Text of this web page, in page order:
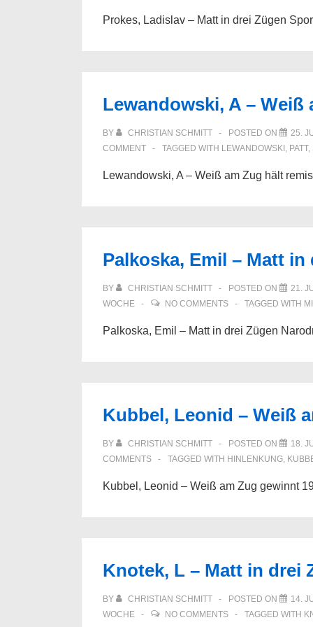
Prokes, Ladislav – Matt in drei Zügen
Lewandowski, A – Weiß
BY CHRISTIAN SCHMITT POSTED ON
25.
COMMENT
TAGGED WITH LEWANDOWSKI , PATT,
Lewandowski, A – Weiß am Zug hält remis
Palkoska, Emil – Matt in
BY CHRISTIAN SCHMITT POSTED ON
21.
WOCHE
NO COMMENTS TAGGED WITH
Palkoska, Emil – Matt in drei Zügen
Kubbel, Leonid – Weiß
BY CHRISTIAN SCHMITT POSTED ON
18.
COMMENTS
TAGGED WITH HINLENKUNG,
Kubbel, Leonid – Weiß am Zug gewinnt
Knotek, L – Matt in drei
BY CHRISTIAN SCHMITT POSTED ON
14.
WOCHE
NO COMMENTS TAGGED WITH